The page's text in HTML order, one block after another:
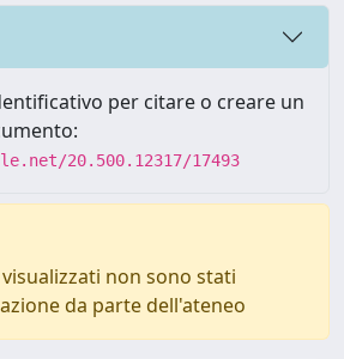
per citare o creare un
20.500.12317/17493
non sono stati
da parte dell'ateneo